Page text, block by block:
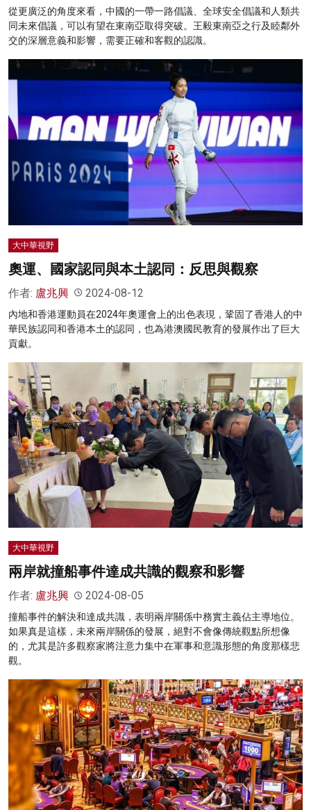
從更廣泛的角度來看，中國的一帶一路倡議、全球安全倡議和人類共
同未來倡議，可以有望在東南亞取得突破。王毅東南亞之行及睦鄰外
交的深層意義和影響，需要正確和客觀的認識。
大中華視野
奧運、國家認同與本土認同：反思與觀察
作者: 盧兆興 2024-08-12
內地和香港運動員在2024年奧運會上的出色表現，鞏固了香港人的中
華民族認同和香港本土的認同，也為港澳國民教育的發展作出了巨大
貢獻。
大中華視野
兩岸就撞船事件達成共識的觀察和影響
作者: 盧兆興 2024-08-05
撞船事件的解決和達成共識，表明兩岸關係中務實主義佔主導地位。
如果真是這樣，未來兩岸關係的發展，絕對不會像傳統觀點所想像
的，尤其是許多觀察家將注意力集中在軍事和意識形態的角度那樣悲
觀。